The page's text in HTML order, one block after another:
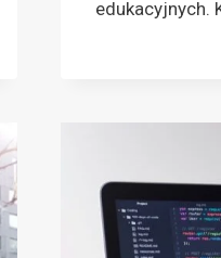
edukacyjnych.